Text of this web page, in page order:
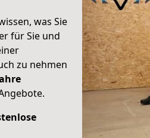
was Sie
für Sie und
zu nehmen